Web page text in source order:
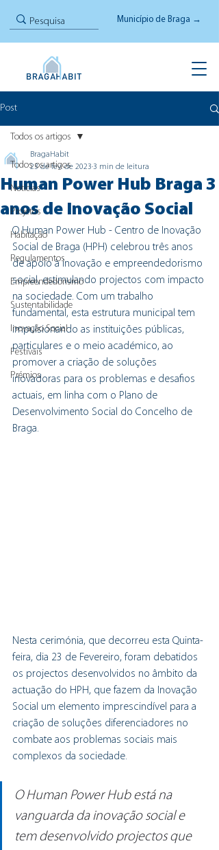
Município de Braga →
Post
Todos os artigos
Notícias
Projetos
Habitação
Regulamentos
Empreendedorismo
Sustentabilidade
Inovação Social
Festivais
Prémios
Todos os artigos
Human Power Hub Braga 3
anos de Inovação Social
BragaHabit
23 de fev. de 2023 3 min de leitura
O Human Power Hub - Centro de Inovação
Social de Braga (HPH) celebrou três anos
de apoio à inovação e empreendedorismo
social, estimulando projectos com impacto
na sociedade. Com um trabalho
fundamental, esta estrutura municipal tem
impulsionando as instituições públicas,
particulares e o meio académico, ao
promover a criação de soluções
inovadoras para os problemas e desafios
actuais, em linha com o Plano de
Desenvolvimento Social do Concelho de
Braga.
Nesta cerimónia, que decorreu esta Quinta-
feira, dia 23 de Fevereiro, foram debatidos
os projectos desenvolvidos no âmbito da
actuação do HPH, que fazem da Inovação
Social um elemento imprescindível para a
criação de soluções diferenciadores no
combate aos problemas sociais mais
complexos da sociedade.
O Human Power Hub está na
vanguarda da inovação social e
tem desenvolvido projectos que